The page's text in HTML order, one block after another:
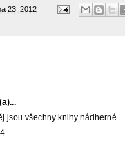
23, 2012
jsou všechny knihy nádherné.